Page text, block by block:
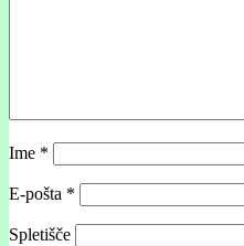
Ime *
E-pošta *
Spletišče